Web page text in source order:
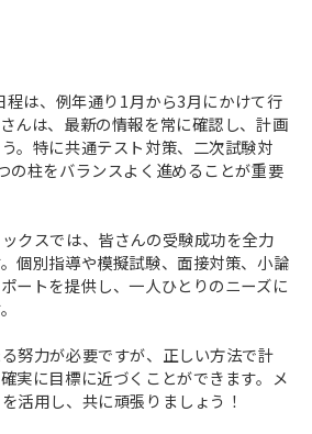
は、例年通り1月から3月にかけて行
んは、最新の情報を常に確認し、計画
。特に共通テスト対策、二次試験対
の柱をバランスよく進めることが重要
クスでは、皆さんの受験成功を全力
個別指導や模擬試験、面接対策、小論
ートを提供し、一人ひとりのニーズに
努力が必要ですが、正しい方法で計
実に目標に近づくことができます。メ
活用し、共に頑張りましょう！